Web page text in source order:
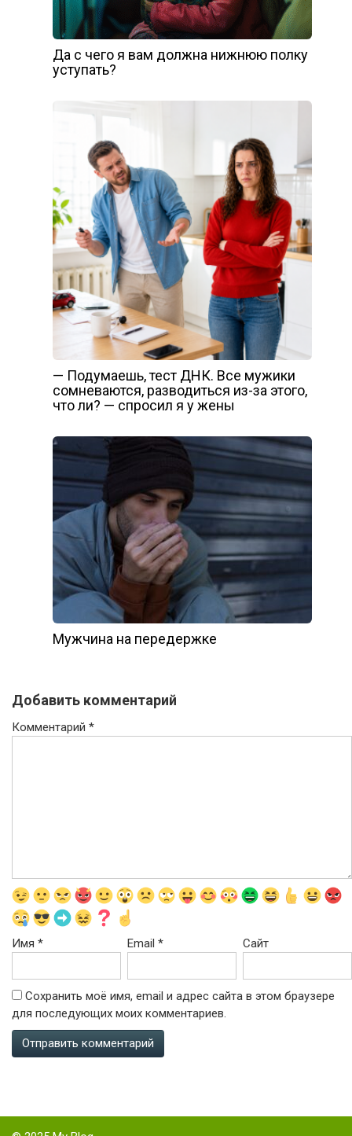
Да с чего я вам должна нижнюю полку
уступать?
— Подумаешь, тест ДНК. Все мужики
сомневаются, разводиться из-за этого,
что ли? — спросил я у жены
Мужчина на передержке
Добавить комментарий
Комментарий *
Имя * Email* Сайт
Сохранить моё имя, email и адрес сайта в этом браузере
для последующих моих комментариев.